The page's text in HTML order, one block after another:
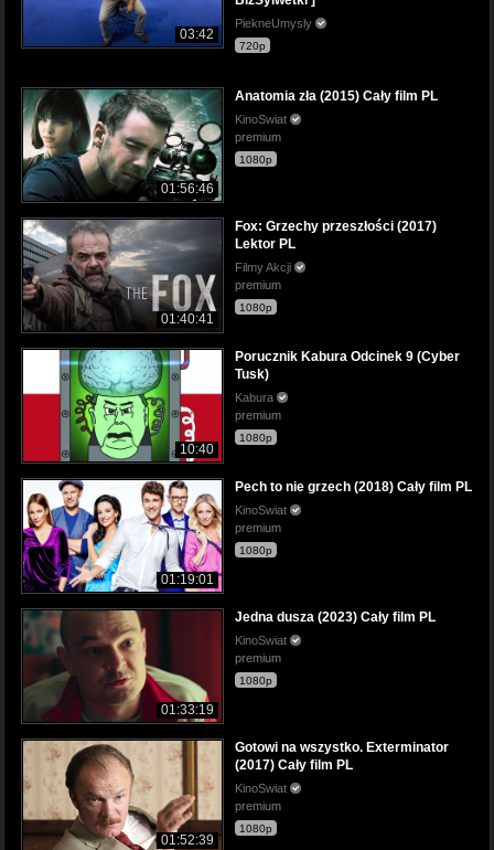
03:42
PiekneUmysly
720p
01:56:46
Anatomia zła (2015) Cały film PL
KinoSwiat
premium
1080p
01:40:41
Fox: Grzechy przeszłości (2017)
Lektor PL
Filmy Akcji
premium
1080p
10:40
Porucznik Kabura Odcinek 9 (Cyber
Tusk)
Kabura
premium
1080p
01:19:01
Pech to nie grzech (2018) Cały film PL
KinoSwiat
premium
1080p
01:33:19
Jedna dusza (2023) Cały film PL
KinoSwiat
premium
1080p
01:52:39
Gotowi na wszystko. Exterminator
(2017) Cały film PL
KinoSwiat
premium
1080p